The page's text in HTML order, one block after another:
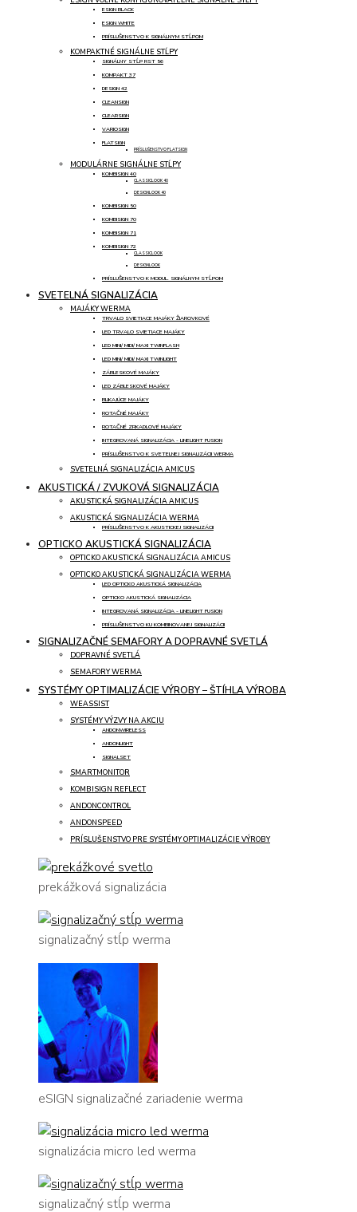
ESIGN BLACK
ESIGN WHITE
PRÍSLUŠENSTVO K SIGNÁLNYM STĹPOM
KOMPAKTNÉ SIGNÁLNE STĹPY
SIGNÁLNY STĹP RST 56
KOMPAKT 37
DESIGN 42
CLEANSIGN
CLEARSIGN
VARIOSIGN
FLATSIGN
PRÍSLUŠENSTVO FLATSIGN
MODULÁRNE SIGNÁLNE STĹPY
KOMBISIGN 40
CLASSICLOOK 40
DESIGNLOOK 40
KOMBISIGN 50
KOMBISIGN 70
KOMBISIGN 71
KOMBISIGN 72
CLASSICLOOK
DESIGNLOOK
PRÍSLUŠENSTVO K MODUL. SIGNÁLNYM STĹPOM
SVETELNÁ SIGNALIZÁCIA
MAJÁKY WERMA
TRVALO SVIETIACE MAJÁKY ŽIAROVKOVÉ
LED TRVALO SVIETIACE MAJÁKY
LED MINI/ MIDI/ MAXI TWINFLASH
LED MINI/ MIDI/ MAXI TWINLIGHT
ZÁBLESKOVÉ MAJÁKY
LED ZÁBLESKOVÉ MAJÁKY
BLIKAJÚCE MAJÁKY
ROTAČNÉ MAJÁKY
ROTAČNÉ ZRKADLOVÉ MAJÁKY
INTEGROVANÁ SIGNALIZÁCIA - LINELIGHT FUSION
PRÍSLUŠENSTVO K SVETELNEJ SIGNALIZÁCII WERMA
SVETELNÁ SIGNALIZÁCIA AMICUS
AKUSTICKÁ / ZVUKOVÁ SIGNALIZÁCIA
AKUSTICKÁ SIGNALIZÁCIA AMICUS
AKUSTICKÁ SIGNALIZÁCIA WERMA
PRÍSLUŠENSTVO K AKUSTICKEJ SIGNALIZÁCII
OPTICKO AKUSTICKÁ SIGNALIZÁCIA
OPTICKO AKUSTICKÁ SIGNALIZÁCIA AMICUS
OPTICKO AKUSTICKÁ SIGNALIZÁCIA WERMA
LED OPTICKO AKUSTICKÁ SIGNALIZÁCIA
OPTICKO AKUSTICKÁ SIGNALIZÁCIA
INTEGROVANÁ SIGNALIZÁCIA - LINELIGHT FUSION
PRÍSLUŠENSTVO KU KOMBINOVANEJ SIGNALIZÁCII
SIGNALIZAČNÉ SEMAFORY A DOPRAVNÉ SVETLÁ
DOPRAVNÉ SVETLÁ
SEMAFORY WERMA
SYSTÉMY OPTIMALIZÁCIE VÝROBY – ŠTÍHLA VÝROBA
WEASSIST
SYSTÉMY VÝZVY NA AKCIU
ANDONWIRELESS
ANDONLIGHT
SIGNALSET
SMARTMONITOR
KOMBISIGN REFLECT
ANDONCONTROL
ANDONSPEED
PRÍSLUŠENSTVO PRE SYSTÉMY OPTIMALIZÁCIE VÝROBY
prekážková signalizácia
signalizačný stĺp werma
eSIGN signalizačné zariadenie werma
signalizácia micro led werma
signalizačný stĺp werma